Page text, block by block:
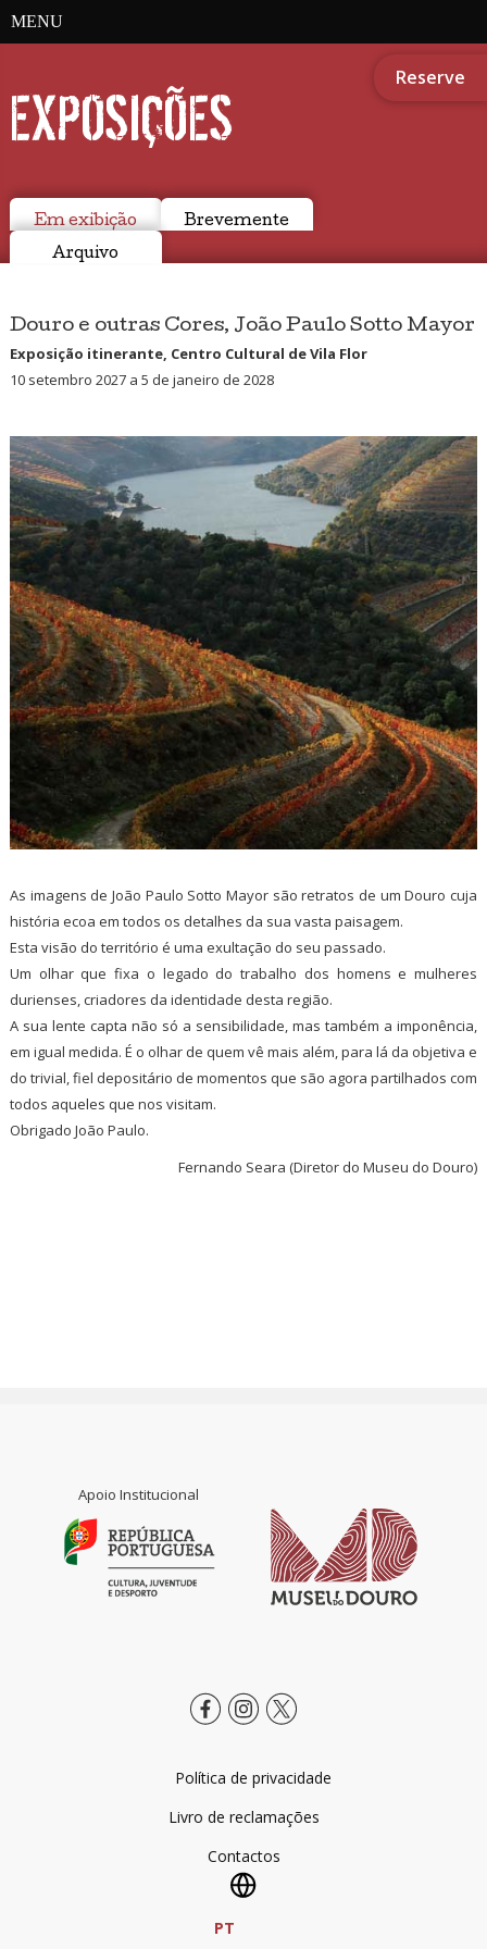
MENU
Reserve
EXPOSIÇÕES
Em exibição Brevemente
Arquivo
Douro e outras Cores, João Paulo Sotto Mayor
Exposição itinerante, Centro Cultural de Vila Flor
10 setembro 2027 a 5 de janeiro de 2028
As imagens de João Paulo Sotto Mayor são retratos de um Douro cuja
história ecoa em todos os detalhes da sua vasta paisagem.
Esta visão do território é uma exultação do seu passado.
Um olhar que fixa o legado do trabalho dos homens e mulheres
durienses, criadores da identidade desta região.
A sua lente capta não só a sensibilidade, mas também a imponência,
em igual medida. É o olhar de quem vê mais além, para lá da objetiva e
do trivial, fiel depositário de momentos que são agora partilhados com
todos aqueles que nos visitam.
Obrigado João Paulo.
Fernando Seara (Diretor do Museu do Douro)
Apoio Institucional
Política de privacidade
Livro de reclamações
Contactos
PT